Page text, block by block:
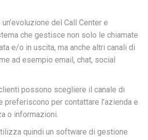
del Call Center e
che gestisce non solo le chiamate
e/o in uscita, ma anche altri canali di
ad esempio email, chat, social
possono scegliere il canale di
preferiscono per contattare l’azienda e
o informazioni.
quindi un software di gestione